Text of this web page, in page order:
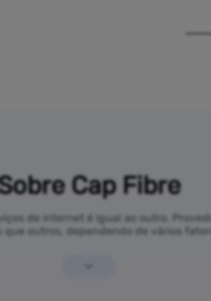
Cap Fibre
de internet é igual ao outro.
que outros, dependendo de vários